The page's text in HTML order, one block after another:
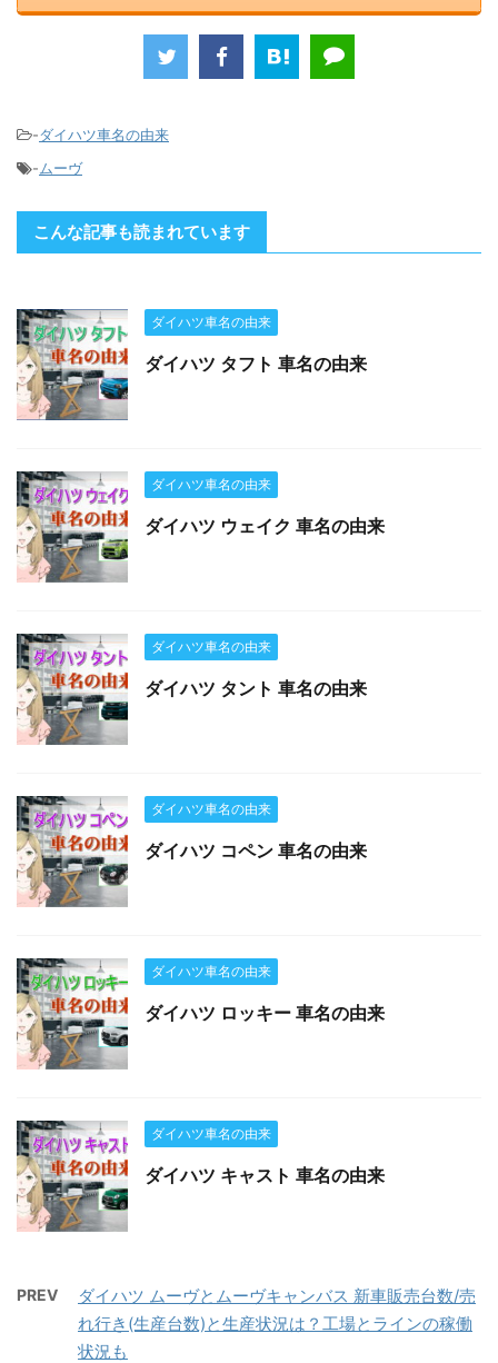
-ダイハツ車名の由来
-ムーヴ
こんな記事も読まれています
ダイハツ車名の由来
ダイハツ タフト 車名の由来
ダイハツ車名の由来
ダイハツ ウェイク 車名の由来
ダイハツ車名の由来
ダイハツ タント 車名の由来
ダイハツ車名の由来
ダイハツ コペン 車名の由来
ダイハツ車名の由来
ダイハツ ロッキー 車名の由来
ダイハツ車名の由来
ダイハツ キャスト 車名の由来
PREV
ダイハツ ムーヴとムーヴキャンバス 新車販売台数/売
れ行き(生産台数)と生産状況は？工場とラインの稼働
状況も